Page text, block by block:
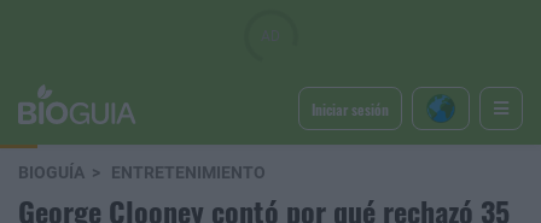
Iniciar sesión
BIOGUÍA ENTRETENIMIENTO
George Clooney contó por qué rechazó 35